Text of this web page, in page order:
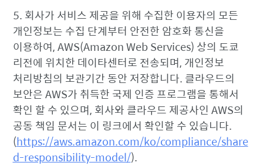
5. 회사가 서비스 제공을 위해 수집한 이용자의 모든
개인정보는 수집 단계부터 안전한 암호화 통신을
이용하여, AWS(Amazon Web Services) 상의 도쿄
리전에 위치한 데이타센터로 전송되며, 개인정보
처리방침의 보관기간 동안 저장합니다. 클라우드의
보안은 AWS가 취득한 국제 인증 프로그램을 통해서
확인 할 수 있으며, 회사와 클라우드 제공사인 AWS의
공동 책임 문서는 이 링크에서 확인할 수 있습니다.
(https://aws.amazon.com/ko/compliance/share
d-responsibility-model/).